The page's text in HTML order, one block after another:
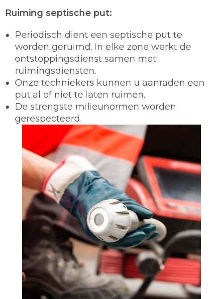
Ruiming septische put:
Periodisch dient een septische put te
worden geruimd. In elke zone werkt de
ontstoppingsdienst samen met
ruimingsdiensten.
Onze techniekers kunnen u aanraden een
put al of niet te laten ruimen.
De strengste milieunormen worden
gerespecteerd.